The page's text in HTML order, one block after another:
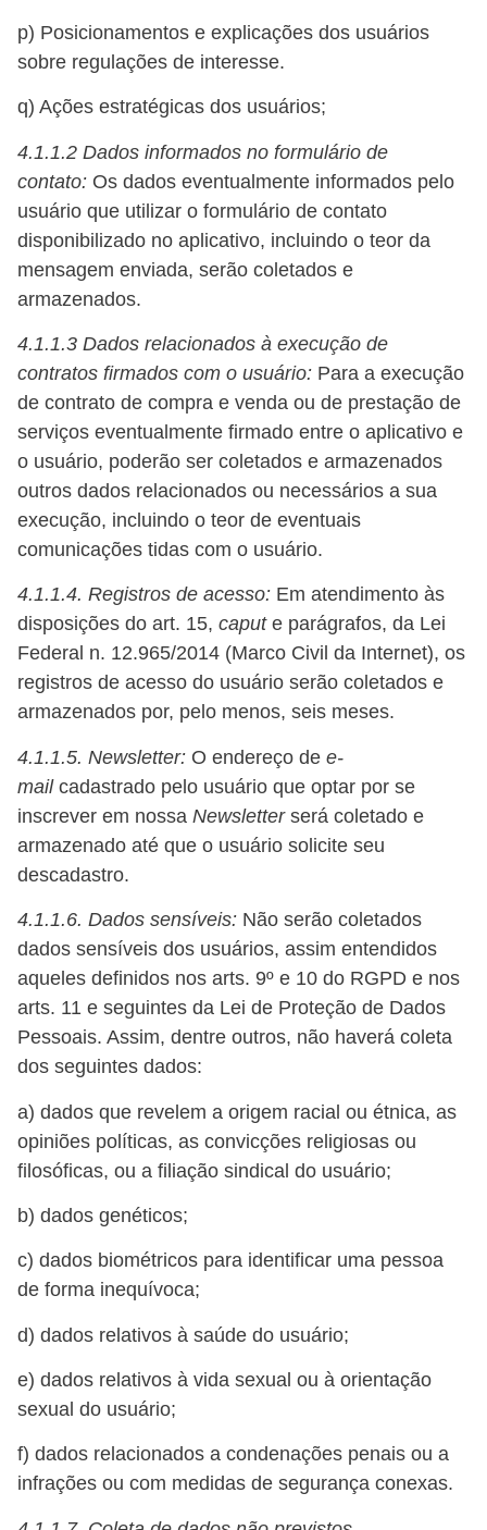
p) Posicionamentos e explicações dos usuários
sobre regulações de interesse.
q) Ações estratégicas dos usuários;
4.1.1.2 Dados informados no formulário de
contato: Os dados eventualmente informados pelo
usuário que utilizar o formulário de contato
disponibilizado no aplicativo, incluindo o teor da
mensagem enviada, serão coletados e
armazenados.
4.1.1.3 Dados relacionados à execução de
contratos firmados com o usuário: Para a execução
de contrato de compra e venda ou de prestação de
serviços eventualmente firmado entre o aplicativo e
o usuário, poderão ser coletados e armazenados
outros dados relacionados ou necessários a sua
execução, incluindo o teor de eventuais
comunicações tidas com o usuário.
4.1.1.4. Registros de acesso: Em atendimento às
disposições do art. 15, capute parágrafos, da Lei
Federal n. 12.965/2014 (Marco Civil da Internet), os
registros de acesso do usuário serão coletados e
armazenados por, pelo menos, seis meses.
4.1.1.5. Newsletter: O endereço de e-
mailcadastrado pelo usuário que optar por se
inscrever em nossa Newsletterserá coletado e
armazenado até que o usuário solicite seu
descadastro.
4.1.1.6. Dados sensíveis: Não serão coletados
dados sensíveis dos usuários, assim entendidos
aqueles definidos nos arts. 9º e 10 do RGPD e nos
arts. 11 e seguintes da Lei de Proteção de Dados
Pessoais. Assim, dentre outros, não haverá coleta
dos seguintes dados:
a) dados que revelem a origem racial ou étnica, as
opiniões políticas, as convicções religiosas ou
filosóficas, ou a filiação sindical do usuário;
b) dados genéticos;
c) dados biométricos para identificar uma pessoa
de forma inequívoca;
d) dados relativos à saúde do usuário;
e) dados relativos à vida sexual ou à orientação
sexual do usuário;
f) dados relacionados a condenações penais ou a
infrações ou com medidas de segurança conexas.